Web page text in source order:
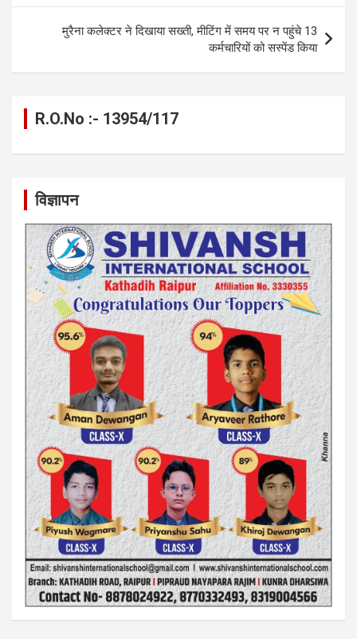
मुरैना कलेक्टर ने दिखाया सख्ती, मीटिंग में समय पर न पहुंचे 13
कर्मचारियों को सस्पेंड किया
R.O.No :- 13954/117
विज्ञापन